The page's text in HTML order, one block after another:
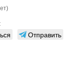
Отправить